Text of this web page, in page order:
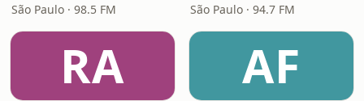
São Paulo · 98.5 FM São Paulo · 94.7 FM
RA AF